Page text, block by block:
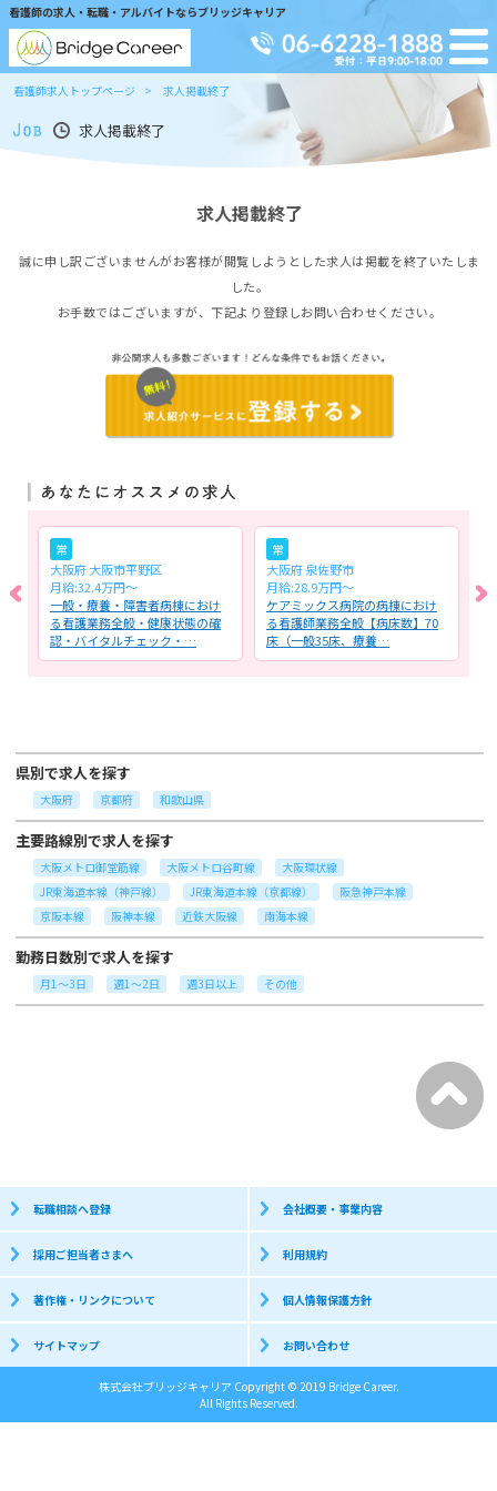
看護師の求人・転職・アルバイトならブリッジキャリア
看護師求人トップページ 求人掲載終了
求人掲載終了
求人掲載終了
誠に申し訳ございませんがお客様が閲覧しようとした求人は掲載を終了いたしま
した。
お手数ではございますが、下記より登録しお問い合わせください。
常
大阪府 大阪市平野区
月給:32.4万円～
一般・療養・障害者病棟におけ
る看護業務全般・健康状態の確
認・バイタルチェック・…
常
大阪府 泉佐野市
月給:28.9万円～
ケアミックス病院の病棟におけ
る看護師業務全般【病床数】70
床（一般35床、療養…
県別で求人を探す
大阪府 京都府 和歌山県
主要路線別で求人を探す
大阪メトロ御堂筋線 大阪メトロ谷町線
大阪環状線
JR東海道本線（神戸線）
JR東海道本線（京都線）
阪急神戸本線
京阪本線
阪神本線 近鉄大阪線 南海本線
勤務日数別で求人を探す
月1～3日 週1～2日 週3日以上 その他
転職相談へ登録 会社概要・事業内容
採用ご担当者さまへ 利用規約
著作権・リンクについて 個人情報保護方針
サイトマップ お問い合わせ
株式会社ブリッジキャリア Copyright © 2019 Bridge Career.
All Rights Reserved.